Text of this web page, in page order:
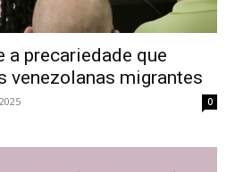
a precariedade que
venezolanas migrantes
0